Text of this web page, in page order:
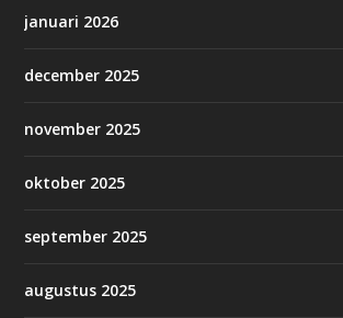
januari 2026
december 2025
november 2025
oktober 2025
september 2025
augustus 2025